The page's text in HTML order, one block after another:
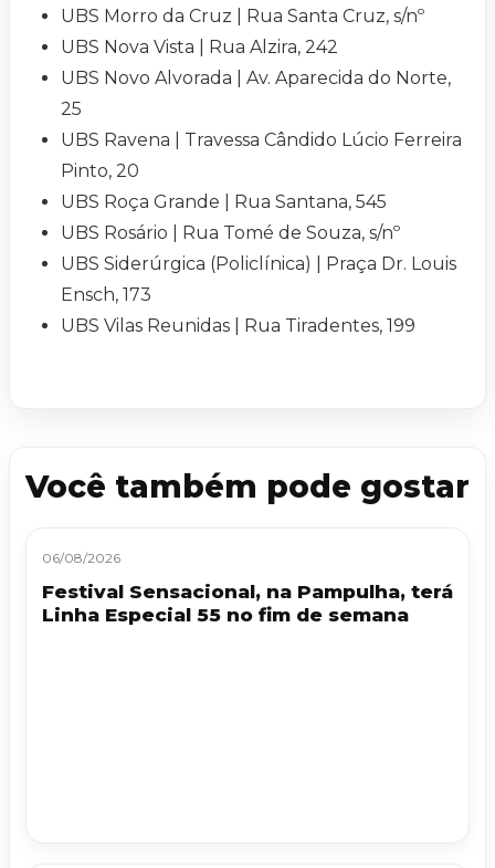
UBS Morro da Cruz | Rua Santa Cruz, s/nº
UBS Nova Vista | Rua Alzira, 242
UBS Novo Alvorada | Av. Aparecida do Norte,
25
UBS Ravena | Travessa Cândido Lúcio Ferreira
Pinto, 20
UBS Roça Grande | Rua Santana, 545
UBS Rosário | Rua Tomé de Souza, s/nº
UBS Siderúrgica (Policlínica) | Praça Dr. Louis
Ensch, 173
UBS Vilas Reunidas | Rua Tiradentes, 199
Você também pode gostar
06/08/2026
Festival Sensacional, na Pampulha, terá
Linha Especial 55 no fim de semana